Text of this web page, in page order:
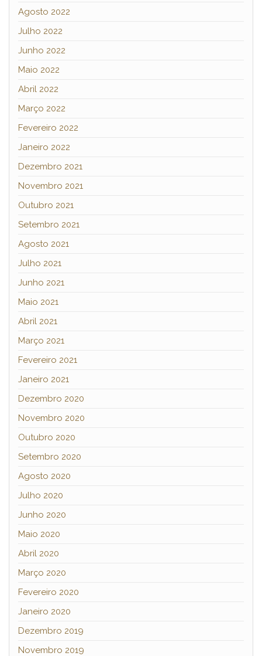
Agosto 2022
Julho 2022
Junho 2022
Maio 2022
Abril 2022
Março 2022
Fevereiro 2022
Janeiro 2022
Dezembro 2021
Novembro 2021
Outubro 2021
Setembro 2021
Agosto 2021
Julho 2021
Junho 2021
Maio 2021
Abril 2021
Março 2021
Fevereiro 2021
Janeiro 2021
Dezembro 2020
Novembro 2020
Outubro 2020
Setembro 2020
Agosto 2020
Julho 2020
Junho 2020
Maio 2020
Abril 2020
Março 2020
Fevereiro 2020
Janeiro 2020
Dezembro 2019
Novembro 2019